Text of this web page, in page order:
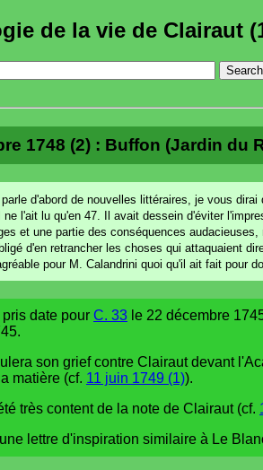
de la vie de Clairaut
1748 (2) : Buffon (Jardin du
d'abord de nouvelles littéraires, je vous
ne l'ait lu qu'en 47. Il avait dessein d'éviter
et une partie des conséquences
d'en retrancher les choses qui attaquaient
pour M. Calandrini quoi qu'il ait fait pour
date pour C. 33 le 22 décembre
son grief contre Clairaut devant
matière (cf. 11 juin 1749 (1)).
très content de la note de Clairaut (cf.
lettre d'inspiration similaire à Le